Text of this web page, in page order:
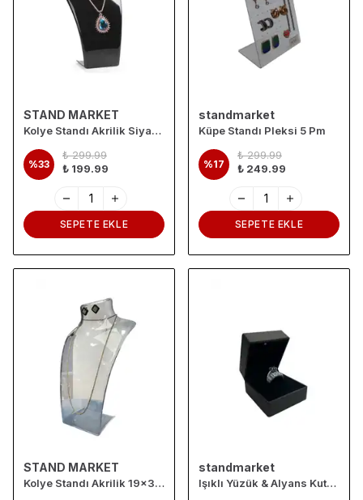
STAND MARKET
Kolye Standı Akrilik Siyah 14x21 cm
%33
₺ 299.99
₺ 199.99
SEPETE EKLE
standmarket
Küpe Standı Pleksi 5 Pm
%17
₺ 299.99
₺ 249.99
SEPETE EKLE
STAND MARKET
Kolye Standı Akrilik 19x30 cm
standmarket
Işıklı Yüzük & Alyans Kutusu SİYAH